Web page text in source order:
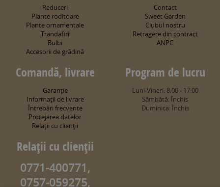
Reduceri
Plante roditoare
Plante ornamentale
Trandafiri
Bulbi
Accesorii de grădină
Contact
Sweet Garden
Clubul nostru
Retragere din contract
ANPC
Comandă, livrare
Garanţie
Informaţii de livrare
Întrebări frecvente
Protejarea datelor
Relaţii cu clienţii
Program de lucru
Luni-Vineri: 8:00 - 17:00
Sâmbătă: Închis
Duminica: Închis
Relaţii cu clienţii
0771-400771,
0757-059275,